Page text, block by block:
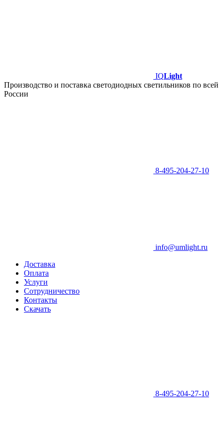
IQLight
Производство и поставка светодиодных светильников по всей
России
8-495-204-27-10
info@umlight.ru
Доставка
Оплата
Услуги
Сотрудничество
Контакты
Скачать
8-495-204-27-10